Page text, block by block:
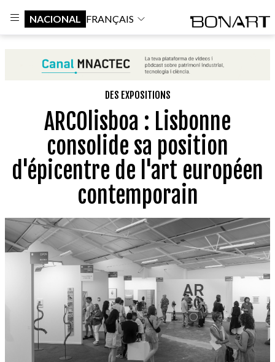
NACIONAL FRANÇAIS
DES EXPOSITIONS
ARCOlisboa : Lisbonne
consolide sa position
d'épicentre de l'art européen
contemporain